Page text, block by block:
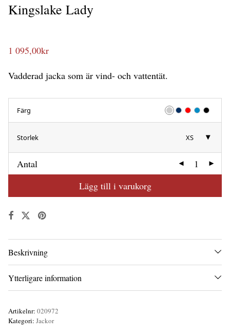
Kingslake Lady
1 095,00kr
Vadderad jacka som är vind- och vattentät.
Färg
Storlek XS
Antal
Lägg till i varukorg
Beskrivning
Ytterligare information
Artikelnr: 020972
Kategori: Jackor